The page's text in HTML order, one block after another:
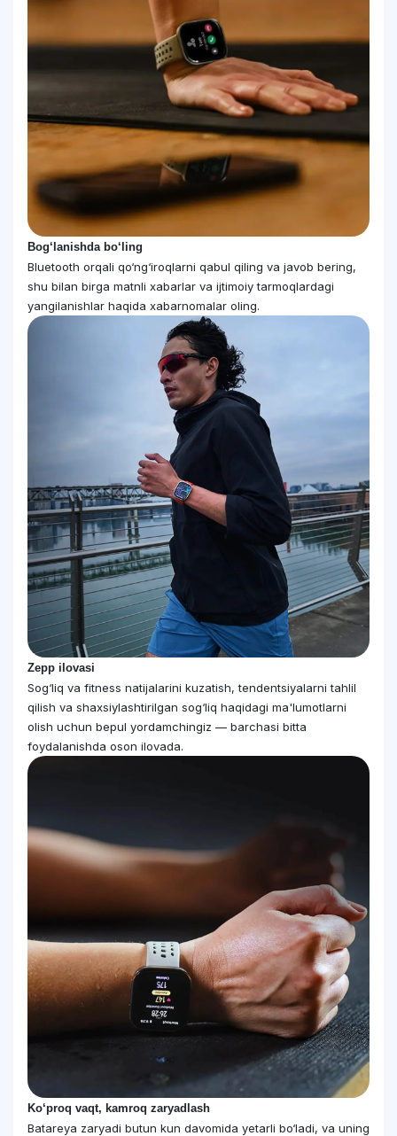
Bog‘lanishda bo‘ling
Bluetooth orqali qo‘ng‘iroqlarni qabul qiling va javob bering,
shu bilan birga matnli xabarlar va ijtimoiy tarmoqlardagi
yangilanishlar haqida xabarnomalar oling.
Zepp ilovasi
Sog‘liq va fitness natijalarini kuzatish, tendentsiyalarni tahlil
qilish va shaxsiylashtirilgan sog‘liq haqidagi ma'lumotlarni
olish uchun bepul yordamchingiz — barchasi bitta
foydalanishda oson ilovada.
Ko‘proq vaqt, kamroq zaryadlash
Batareya zaryadi butun kun davomida yetarli bo‘ladi, va uning